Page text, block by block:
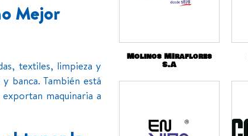
Mejor
textiles, limpieza y
banca. También está
maquinaria a
Molinos MIraflores
S.A